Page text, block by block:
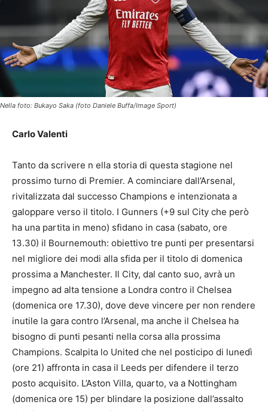
Nella foto: Bukayo Saka (foto Daniele Buffa/Image Sport)
Carlo Valenti
Tanto da scrivere n ella storia di questa stagione nel
prossimo turno di Premier. A cominciare dall’Arsenal,
rivitalizzata dal successo Champions e intenzionata a
galoppare verso il titolo. I Gunners (+9 sul City che però
ha una partita in meno) sfidano in casa (sabato, ore
13.30) il Bournemouth: obiettivo tre punti per presentarsi
nel migliore dei modi alla sfida per il titolo di domenica
prossima a Manchester. Il City, dal canto suo, avrà un
impegno ad alta tensione a Londra contro il Chelsea
(domenica ore 17.30), dove deve vincere per non rendere
inutile la gara contro l’Arsenal, ma anche il Chelsea ha
bisogno di punti pesanti nella corsa alla prossima
Champions. Scalpita lo United che nel posticipo di lunedì
(ore 21) affronta in casa il Leeds per difendere il terzo
posto acquisito. L’Aston Villa, quarto, va a Nottingham
(domenica ore 15) per blindare la posizione dall’assalto